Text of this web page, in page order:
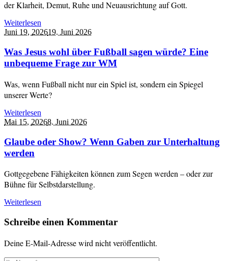
der Klarheit, Demut, Ruhe und Neuausrichtung auf Gott.
Weiterlesen
Juni 19, 202619. Juni 2026
Was Jesus wohl über Fußball sagen würde? Eine
unbequeme Frage zur WM
Was, wenn Fußball nicht nur ein Spiel ist, sondern ein Spiegel
unserer Werte?
Weiterlesen
Mai 15, 20268. Juni 2026
Glaube oder Show? Wenn Gaben zur Unterhaltung
werden
Gottgegebene Fähigkeiten können zum Segen werden – oder zur
Bühne für Selbstdarstellung.
Weiterlesen
Schreibe einen Kommentar
Deine E-Mail-Adresse wird nicht veröffentlicht.